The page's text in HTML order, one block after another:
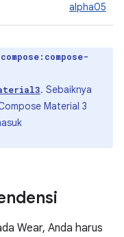
alpha05
. Sebaiknya
Material 3
Wear, Anda harus